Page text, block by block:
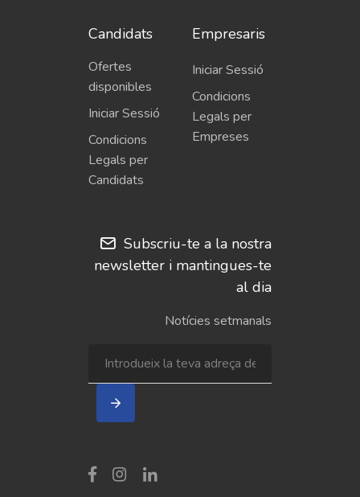
Candidats
Ofertes
disponibles
Iniciar Sessió
Condicions
Legals per
Candidats
Empresaris
Iniciar Sessió
Condicions
Legals per
Empreses
Subscriu-te a la nostra
newsletter i mantingues-te
al dia
Notícies setmanals